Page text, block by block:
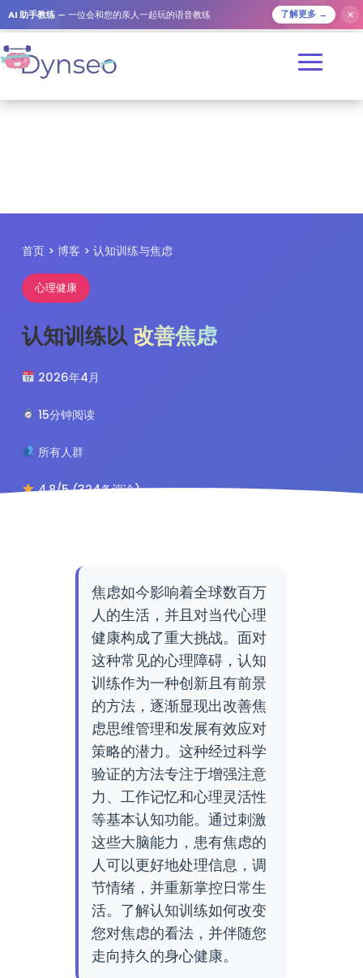
AI 助手教练 — 一位会和您的亲人一起玩的语音教练 了解更多 → ✕
首页 > 博客 > 认知训练与焦虑
心理健康
认知训练以 改善焦虑
2026年4月
15分钟阅读
所有人群
4.8/5 (324条评论)
焦虑如今影响着全球数百万
人的生活，并且对当代心理
健康构成了重大挑战。面对
这种常见的心理障碍，认知
训练作为一种创新且有前景
的方法，逐渐显现出改善焦
虑思维管理和发展有效应对
策略的潜力。这种经过科学
验证的方法专注于增强注意
力、工作记忆和心理灵活性
等基本认知功能。通过刺激
这些大脑能力，患有焦虑的
人可以更好地处理信息，调
节情绪，并重新掌控日常生
活。了解认知训练如何改变
您对焦虑的看法，并伴随您
走向持久的身心健康。